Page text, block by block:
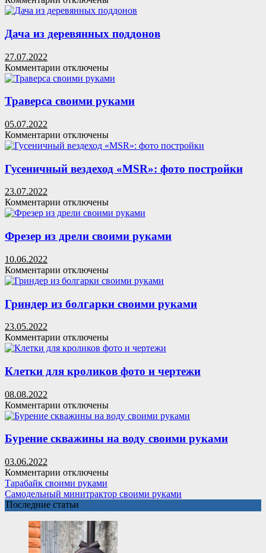
записи
как
правильно
от
стиральной
к
сделать
самодельный
Дача из деревянных поддонов
27.07.2022
Комментарии к
записи
из
деревянных
отключены
Траверса своими руками
05.07.2022
Комментарии к
записи
своими
руками
отключены
Гусеничный вездеход «MSR»: фото постройки
23.07.2022
Комментарии к
записи
вездеход
«MSR»:
отключены
Фрезер из дрели своими руками
10.06.2022
Комментарии к
записи
из
дрели
руками
отключены
Гриндер из болгарки своими руками
23.05.2022
Комментарии к
записи
из
болгарки
отключены
Клетки для кроликов фото и чертежи
08.08.2022
Комментарии к
записи
для
и
чертежи
отключены
Бурение скважины на воду своими руками
03.06.2022
Комментарии к
записи
Бурение
скважины
на
воду
своими
руками
отключены
Тарабайк своими руками
Самодельный минитрактор своими руками
Последние статьи